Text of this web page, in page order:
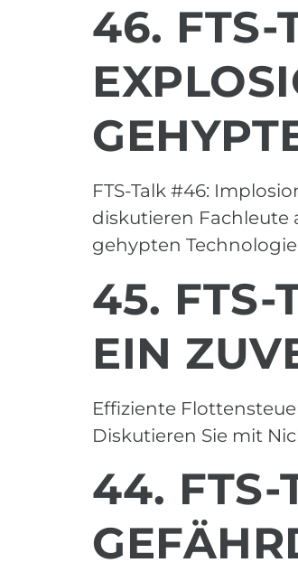
46. FTS-
FTS-Talk #46:
diskutieren Fachleute
gehypten
45. FTS-
EIN
Effiziente
Diskutieren Sie mit
44. FTS-